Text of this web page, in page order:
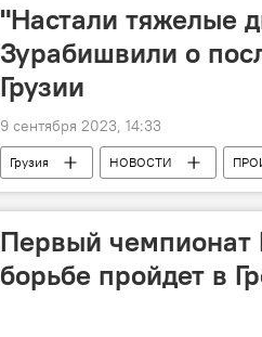
"Настали тяжелые
Зурабишвили о
Грузии
9 сентября 2023, 14:33
Грузия НОВОСТИ
Саломе Зурабишвили
Оползень
Первый чемпионат
борьбе пройдет в